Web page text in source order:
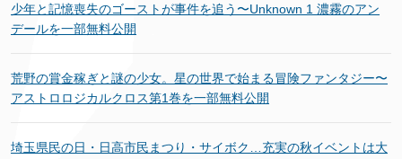
少年と記憶喪失のゴーストが事件を追う〜Unknown 1 濃霧のアン
デールを一部無料公開
荒野の賞金稼ぎと謎の少女。星の世界で始まる冒険ファンタジー〜
アストロロジカルクロス第1巻を一部無料公開
埼玉県民の日・日高市民まつり・サイボク…充実の秋イベントは大